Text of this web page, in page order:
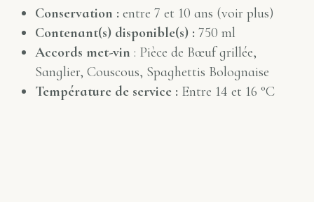
Conservation : entre 7 et 10 ans (voir plus)
Contenant(s) disponible(s) : 750 ml
Accords met-vin : Pièce de Bœuf grillée,
Sanglier, Couscous, Spaghettis Bolognaise
Température de service : Entre 14 et 16 °C